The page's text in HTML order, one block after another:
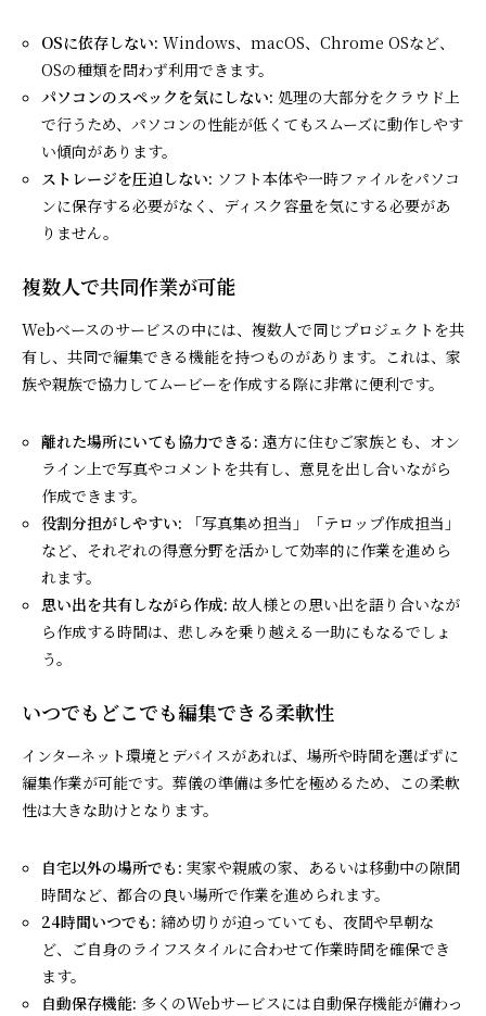
OSに依存しない: Windows、macOS、Chrome OSなど、
OSの種類を問わず利用できます。
パソコンのスペックを気にしない: 処理の大部分をクラウド上
で行うため、パソコンの性能が低くてもスムーズに動作しやす
い傾向があります。
ストレージを圧迫しない: ソフト本体や一時ファイルをパソコ
ンに保存する必要がなく、ディスク容量を気にする必要があ
りません。
複数人で共同作業が可能
Webベースのサービスの中には、複数人で同じプロジェクトを共
有し、共同で編集できる機能を持つものがあります。これは、家
族や親族で協力してムービーを作成する際に非常に便利です。
離れた場所にいても協力できる: 遠方に住むご家族とも、オン
ライン上で写真やコメントを共有し、意見を出し合いながら
作成できます。
役割分担がしやすい: 「写真集め担当」「テロップ作成担当」
など、それぞれの得意分野を活かして効率的に作業を進めら
れます。
思い出を共有しながら作成: 故人様との思い出を語り合いなが
ら作成する時間は、悲しみを乗り越える一助にもなるでしょ
う。
いつでもどこでも編集できる柔軟性
インターネット環境とデバイスがあれば、場所や時間を選ばずに
編集作業が可能です。葬儀の準備は多忙を極めるため、この柔軟
性は大きな助けとなります。
自宅以外の場所でも: 実家や親戚の家、あるいは移動中の隙間
時間など、都合の良い場所で作業を進められます。
24時間いつでも: 締め切りが迫っていても、夜間や早朝な
ど、ご自身のライフスタイルに合わせて作業時間を確保でき
ます。
自動保存機能: 多くのWebサービスには自動保存機能が備わっ